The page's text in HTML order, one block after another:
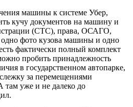
машины к системе Убер,
кучу документов на машину и
(СТС), права, ОСАГО,
одно фото кузова машины и одно
фактически полный комплект
пробить принадлежность
в государственном автопарке,
за перемещениями
там уже и не далеко до